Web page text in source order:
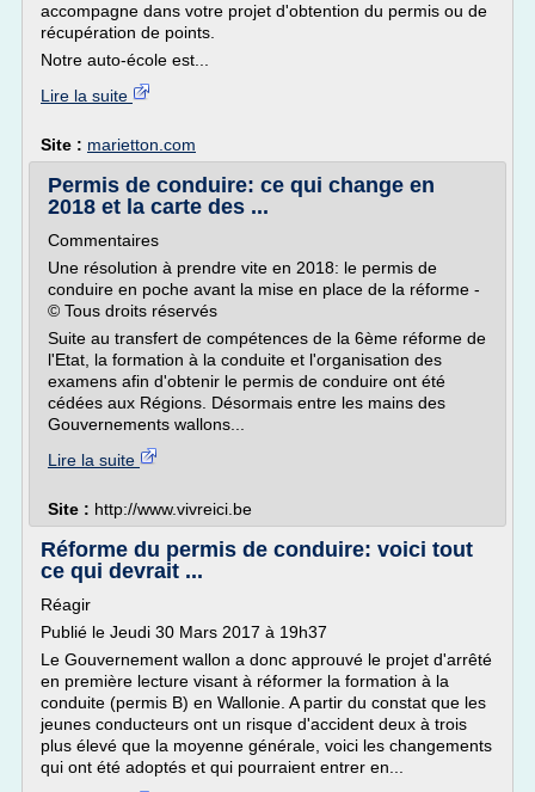
accompagne dans votre projet d'obtention du permis ou de
récupération de points.
Notre auto-école est...
Lire la suite
Site : marietton.com
Permis de conduire: ce qui change en
2018 et la carte des ...
Commentaires
Une résolution à prendre vite en 2018: le permis de
conduire en poche avant la mise en place de la réforme -
© Tous droits réservés
Suite au transfert de compétences de la 6ème réforme de
l'Etat, la formation à la conduite et l'organisation des
examens afin d'obtenir le permis de conduire ont été
cédées aux Régions. Désormais entre les mains des
Gouvernements wallons...
Lire la suite
Site : http://www.vivreici.be
Réforme du permis de conduire: voici tout
ce qui devrait ...
Réagir
Publié le Jeudi 30 Mars 2017 à 19h37
Le Gouvernement wallon a donc approuvé le projet d'arrêté
en première lecture visant à réformer la formation à la
conduite (permis B) en Wallonie. A partir du constat que les
jeunes conducteurs ont un risque d'accident deux à trois
plus élevé que la moyenne générale, voici les changements
qui ont été adoptés et qui pourraient entrer en...